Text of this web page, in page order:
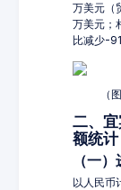
万美元（
万美元；
比减少-
（
二、
额统计
（一
以人民币